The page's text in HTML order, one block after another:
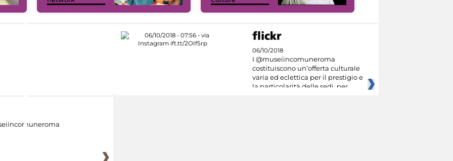
06/10/2018
I @museiincomuneroma
costituiscono un’offerta culturale
varia ed eclettica per il prestigio e
la particolarità delle sedi, per